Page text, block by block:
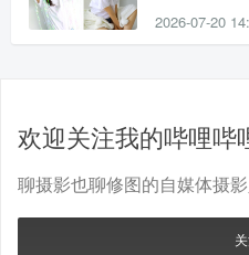
2026-07-20
欢迎关注我的哔哩哔
聊摄影也聊修图的自媒体摄